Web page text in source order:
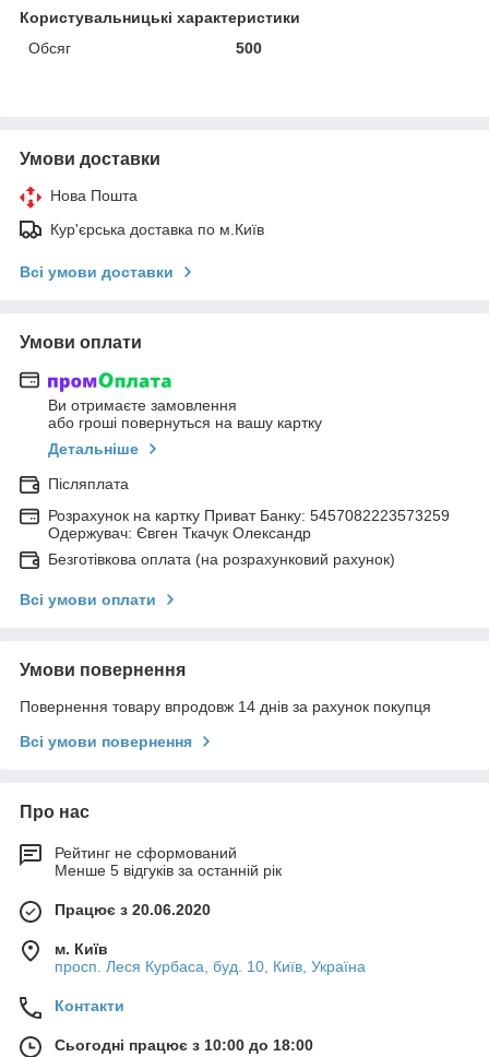
Користувальницькі характеристики
Обсяг
500
Умови доставки
Нова Пошта
Кур'єрська доставка по м.Київ
Всі умови доставки
Умови оплати
Ви отримаєте замовлення
або гроші повернуться на вашу картку
Детальніше
Післяплата
Розрахунок на картку Приват Банку: 5457082223573259
Одержувач: Євген Ткачук Олександр
Безготівкова оплата (на розрахунковий рахунок)
Всі умови оплати
Умови повернення
Повернення товару впродовж 14 днів за рахунок покупця
Всі умови повернення
Про нас
Рейтинг не сформований
Менше 5 відгуків за останній рік
Працює з 20.06.2020
м. Київ
просп. Леся Курбаса, буд. 10, Київ, Україна
Контакти
Сьогодні працює з 10:00 до 18:00